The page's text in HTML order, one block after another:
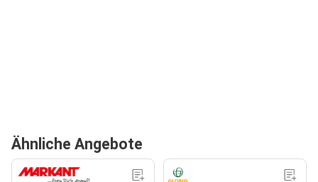
Ähnliche Angebote